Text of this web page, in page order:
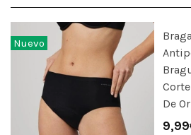
Nuevo
De